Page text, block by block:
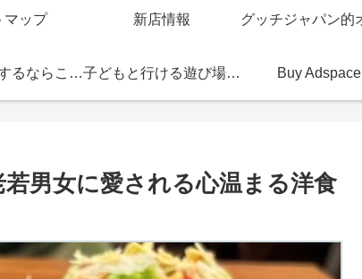
マップ 新店情報
おもてなしするならこの店 子どもと行ける遊び場・お店 Buy Adspace
男女に愛される心温まる洋食